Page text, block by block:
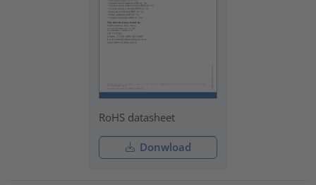
RoHS datasheet
Donwload